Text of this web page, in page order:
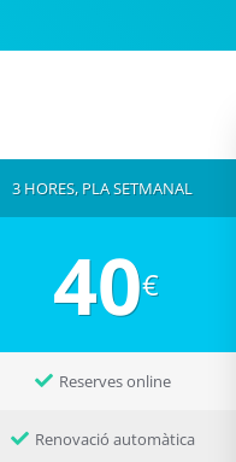
3 HORES, PLA SETMANAL
40€
Reserves online
Renovació automàtica